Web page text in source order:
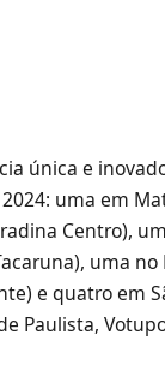
única e
uma em
Centro),
uma
e quatro em
Paulista,